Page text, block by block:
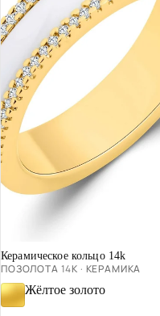
Почти распродано
Керамическое кольцо 14k
ПОЗОЛОТА 14К · КЕРАМИКА
Жёлтое золото